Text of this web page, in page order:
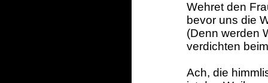
Wehret den
bevor uns die
(Denn werden
verdichten
Ach, die